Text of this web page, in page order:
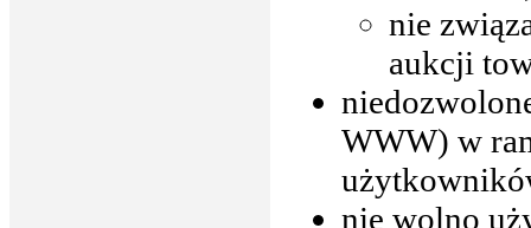
nie
aukcji
WWW) w
nie wolno